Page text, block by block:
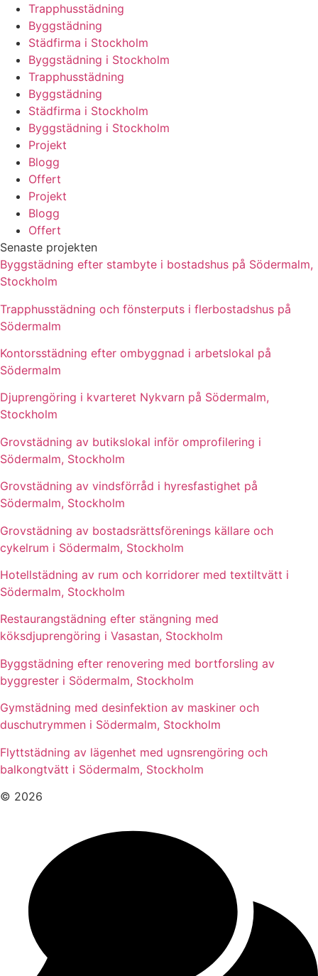
Trapphusstädning
Byggstädning
Städfirma i Stockholm
Byggstädning i Stockholm
Trapphusstädning
Byggstädning
Städfirma i Stockholm
Byggstädning i Stockholm
Projekt
Blogg
Offert
Projekt
Blogg
Offert
Senaste projekten
Byggstädning efter stambyte i bostadshus på Södermalm,
Stockholm
Trapphusstädning och fönsterputs i flerbostadshus på
Södermalm
Kontorsstädning efter ombyggnad i arbetslokal på
Södermalm
Djuprengöring i kvarteret Nykvarn på Södermalm,
Stockholm
Grovstädning av butikslokal inför omprofilering i
Södermalm, Stockholm
Grovstädning av vindsförråd i hyresfastighet på
Södermalm, Stockholm
Grovstädning av bostadsrättsförenings källare och
cykelrum i Södermalm, Stockholm
Hotellstädning av rum och korridorer med textiltvätt i
Södermalm, Stockholm
Restaurangstädning efter stängning med
köksdjuprengöring i Vasastan, Stockholm
Byggstädning efter renovering med bortforsling av
byggrester i Södermalm, Stockholm
Gymstädning med desinfektion av maskiner och
duschutrymmen i Södermalm, Stockholm
Flyttstädning av lägenhet med ugnsrengöring och
balkongtvätt i Södermalm, Stockholm
© 2026